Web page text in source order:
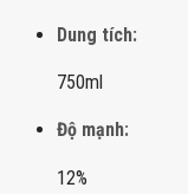
Dung tích:
750ml
Độ mạnh:
12%